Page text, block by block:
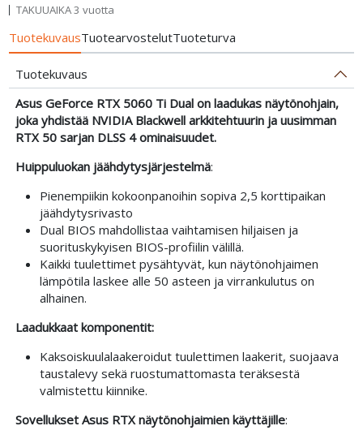
TAKUUAIKA 3 vuotta
TuotekuvausTuotearvostelutTuoteturva
Tuotekuvaus
Asus GeForce RTX 5060 Ti Dual on laadukas näytönohjain,
joka yhdistää NVIDIA Blackwell arkkitehtuurin ja uusimman
RTX 50 sarjan DLSS 4 ominaisuudet.
Huippuluokan jäähdytysjärjestelmä:
Pienempiikin kokoonpanoihin sopiva 2,5 korttipaikan
jäähdytysrivasto
Dual BIOS mahdollistaa vaihtamisen hiljaisen ja
suorituskykyisen BIOS-profiilin välillä.
Kaikki tuulettimet pysähtyvät, kun näytönohjaimen
lämpötila laskee alle 50 asteen ja virrankulutus on
alhainen.
Laadukkaat komponentit:
Kaksoiskuulalaakeroidut tuulettimen laakerit, suojaava
taustalevy sekä ruostumattomasta teräksestä
valmistettu kiinnike.
Sovellukset Asus RTX näytönohjaimien käyttäjille: